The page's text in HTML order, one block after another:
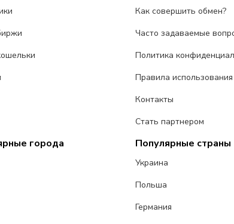
Как совершить обмен?
Часто задаваемые
Политика
Правила использования
Контакты
Стать партнером
города Популярные страны
Украина
Польша
Германия